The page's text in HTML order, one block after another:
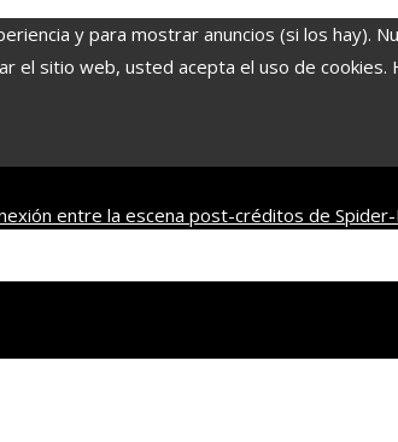
y para mostrar anuncios (si los hay).
el sitio web, usted acepta el uso de
entre la escena post-créditos de
famosas